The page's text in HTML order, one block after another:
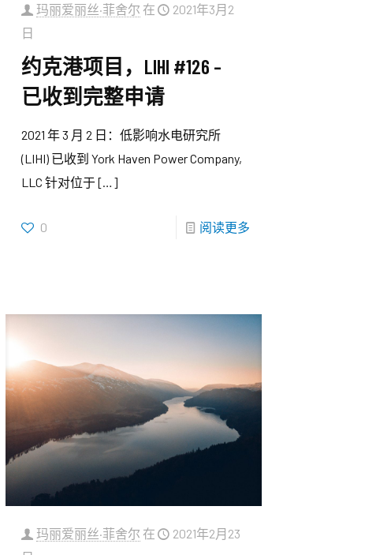
玛丽爱丽丝·菲舍尔 在
2021年3月2
日
约克港项目，LIHI #126 –
已收到完整申请
2021 年 3 月 2 日：低影响水电研究所
(LIHI) 已收到 York Haven Power Company,
LLC 针对位于[…]
0 阅读更多
玛丽爱丽丝·菲舍尔 在
2021年2月23